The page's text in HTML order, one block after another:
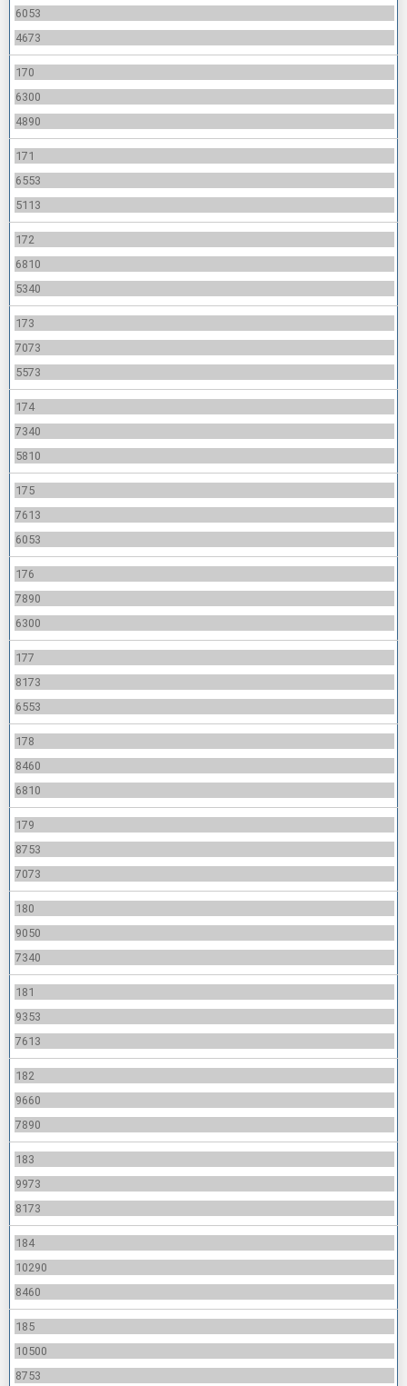
6053
4673
170
6300
4890
171
6553
5113
172
6810
5340
173
7073
5573
174
7340
5810
175
7613
6053
176
7890
6300
177
8173
6553
178
8460
6810
179
8753
7073
180
9050
7340
181
9353
7613
182
9660
7890
183
9973
8173
184
10290
8460
185
10500
8753